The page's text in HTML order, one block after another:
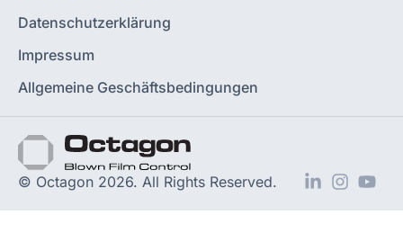
Datenschutzerklärung
Impressum
Allgemeine Geschäftsbedingungen
© Octagon 2026. All Rights Reserved.